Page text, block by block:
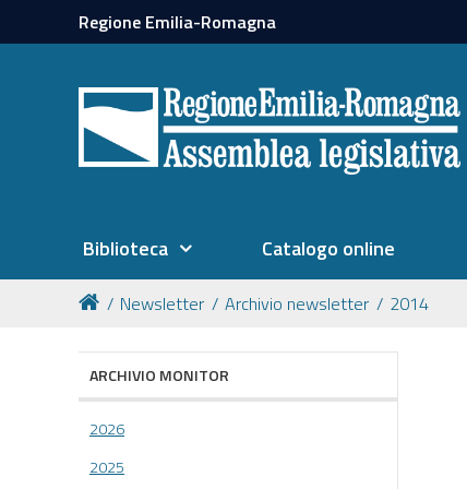
Regione Emilia-Romagna
Biblioteca Catalogo online
Newsletter Archivio newsletter 2014
ARCHIVIO MONITOR
2026
2025